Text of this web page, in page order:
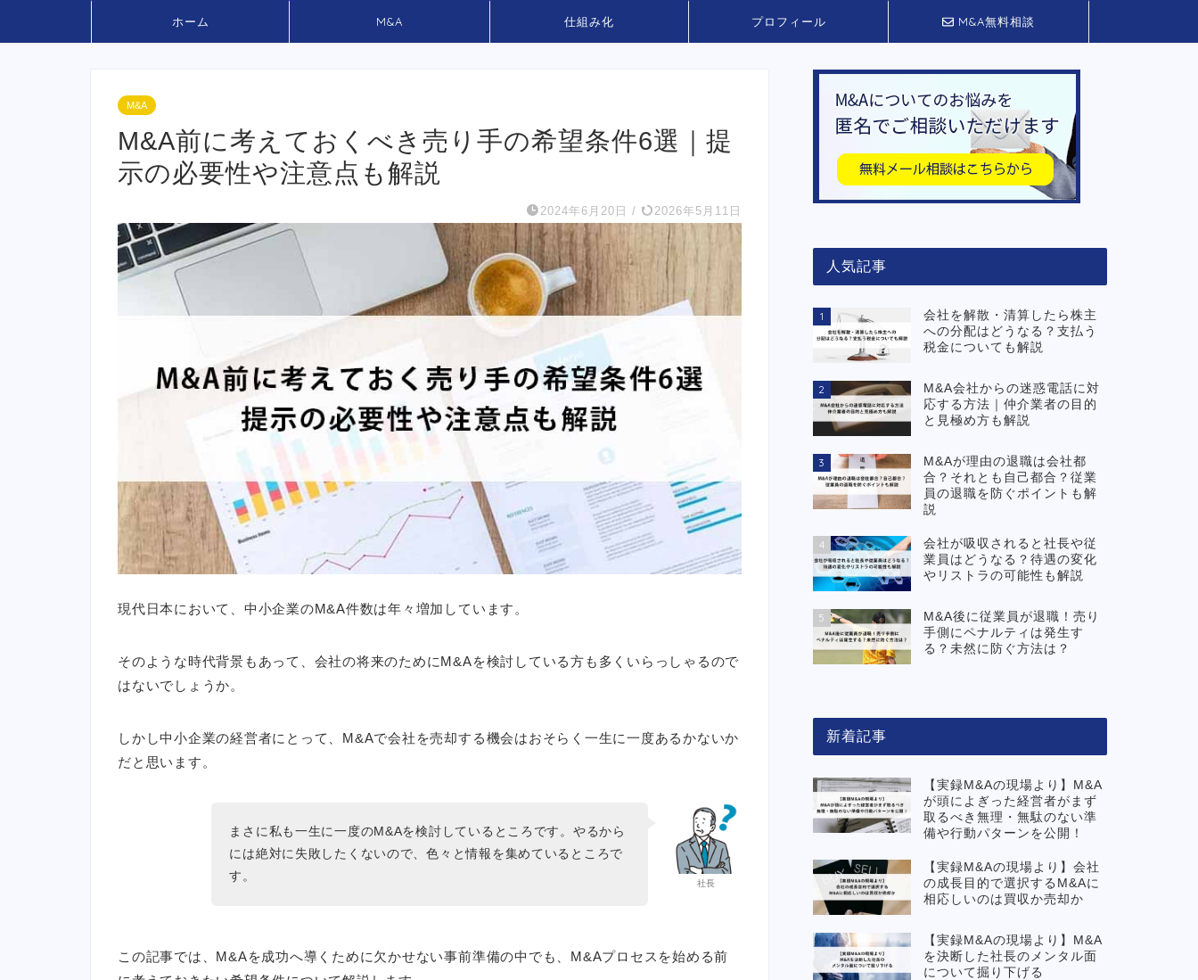
ホーム M&A 仕組み化 プロフィール M&A無料相談
M&A
M&A前に考えておくべき売り手の希望条件6選｜提
示の必要性や注意点も解説
2024年6月20日 / 2026年5月11日
現代日本において、中小企業のM&A件数は年々増加しています。
そのような時代背景もあって、会社の将来のためにM&Aを検討している方も多くいらっしゃるので
はないでしょうか。
しかし中小企業の経営者にとって、M&Aで会社を売却する機会はおそらく一生に一度あるかないか
だと思います。
社長
まさに私も一生に一度のM&Aを検討しているところです。やるから
には絶対に失敗したくないので、色々と情報を集めているところで
す。
この記事では、M&Aを成功へ導くために欠かせない事前準備の中でも、M&Aプロセスを始める前
人気記事
1
会社を解散・清算したら株主
への分配はどうなる？支払う
税金についても解説
2
M&A会社からの迷惑電話に対
応する方法｜仲介業者の目的
と見極め方も解説
3
M&Aが理由の退職は会社都
合？それとも自己都合？従業
員の退職を防ぐポイントも解
説
4
会社が吸収されると社長や従
業員はどうなる？待遇の変化
やリストラの可能性も解説
5
M&A後に従業員が退職！売り
手側にペナルティは発生す
る？未然に防ぐ方法は？
新着記事
【実録M&Aの現場より】M&A
が頭によぎった経営者がまず
取るべき無理・無駄のない準
備や行動パターンを公開！
【実録M&Aの現場より】会社
の成長目的で選択するM&Aに
相応しいのは買収か売却か
【実録M&Aの現場より】M&A
を決断した社長のメンタル面
について掘り下げる